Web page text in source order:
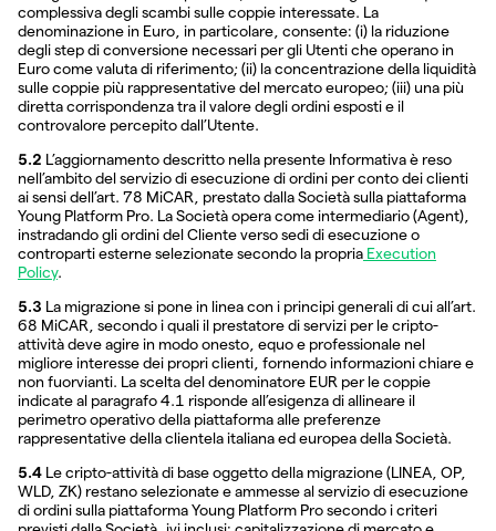
complessiva degli scambi sulle coppie interessate. La
denominazione in Euro, in particolare, consente: (i) la riduzione
degli step di conversione necessari per gli Utenti che operano in
Euro come valuta di riferimento; (ii) la concentrazione della liquidità
sulle coppie più rappresentative del mercato europeo; (iii) una più
diretta corrispondenza tra il valore degli ordini esposti e il
controvalore percepito dall’Utente.
5.2 L’aggiornamento descritto nella presente Informativa è reso
nell’ambito del servizio di esecuzione di ordini per conto dei clienti
ai sensi dell’art. 78 MiCAR, prestato dalla Società sulla piattaforma
Young Platform Pro. La Società opera come intermediario (Agent),
instradando gli ordini del Cliente verso sedi di esecuzione o
controparti esterne selezionate secondo la propria Execution
Policy.
5.3 La migrazione si pone in linea con i principi generali di cui all’art.
68 MiCAR, secondo i quali il prestatore di servizi per le cripto-
attività deve agire in modo onesto, equo e professionale nel
migliore interesse dei propri clienti, fornendo informazioni chiare e
non fuorvianti. La scelta del denominatore EUR per le coppie
indicate al paragrafo 4.1 risponde all’esigenza di allineare il
perimetro operativo della piattaforma alle preferenze
rappresentative della clientela italiana ed europea della Società.
5.4 Le cripto-attività di base oggetto della migrazione (LINEA, OP,
WLD, ZK) restano selezionate e ammesse al servizio di esecuzione
di ordini sulla piattaforma Young Platform Pro secondo i criteri